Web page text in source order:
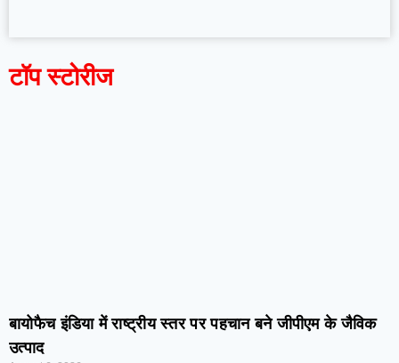
टॉप स्टोरीज
बायोफैच इंडिया में राष्ट्रीय स्तर पर पहचान बने जीपीएम के जैविक
उत्पाद